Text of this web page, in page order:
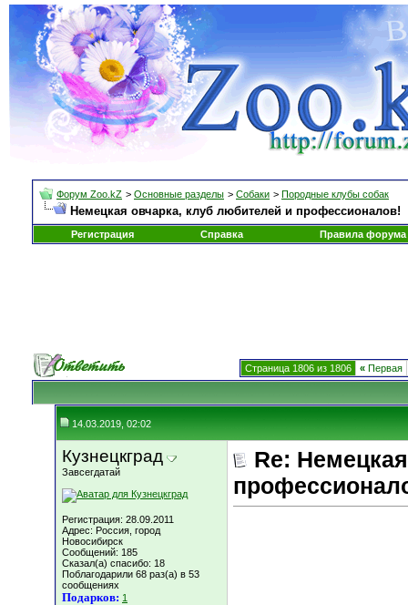
Форум Zoo.kZ > Основные разделы > Собаки > Породные клубы собак
Немецкая овчарка, клуб любителей и профессионалов!
Регистрация Справка Правила форума
Страница 1806 из 1806 « Первая
14.03.2019, 02:02
Кузнецкград
Завсегдатай
Регистрация: 28.09.2011
Адрес: Россия, город
Новосибирск
Сообщений: 185
Сказал(а) спасибо: 18
Поблагодарили 68 раз(а) в 53
сообщениях
Подарков: 1
Re: